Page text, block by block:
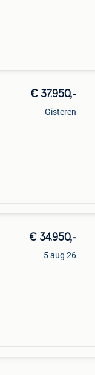
€ 37.950,-
Gisteren
€ 34.950,-
5 aug 26